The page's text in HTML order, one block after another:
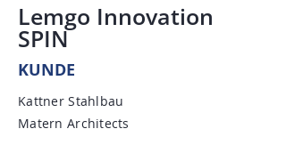
Lemgo Innovation
SPIN
KUNDE
Kattner Stahlbau
Matern Architects